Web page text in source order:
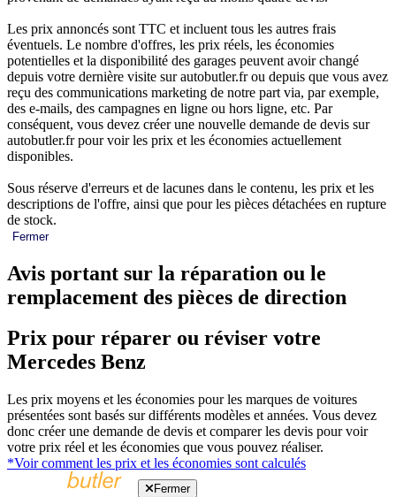
Les prix annoncés sont TTC et incluent tous les autres frais
éventuels. Le nombre d'offres, les prix réels, les économies
potentielles et la disponibilité des garages peuvent avoir changé
depuis votre dernière visite sur autobutler.fr ou depuis que vous avez
reçu des communications marketing de notre part via, par exemple,
des e-mails, des campagnes en ligne ou hors ligne, etc. Par
conséquent, vous devez créer une nouvelle demande de devis sur
autobutler.fr pour voir les prix et les économies actuellement
disponibles.
Sous réserve d'erreurs et de lacunes dans le contenu, les prix et les
descriptions de l'offre, ainsi que pour les pièces détachées en rupture
de stock.
Fermer
Avis portant sur la réparation ou le
remplacement des pièces de direction
Prix pour réparer ou réviser votre
Mercedes Benz
Les prix moyens et les économies pour les marques de voitures
présentées sont basés sur différents modèles et années. Vous devez
donc créer une demande de devis et comparer les devis pour voir
votre prix réel et les économies que vous pouvez réaliser.
*Voir comment les prix et les économies sont calculés
Fermer